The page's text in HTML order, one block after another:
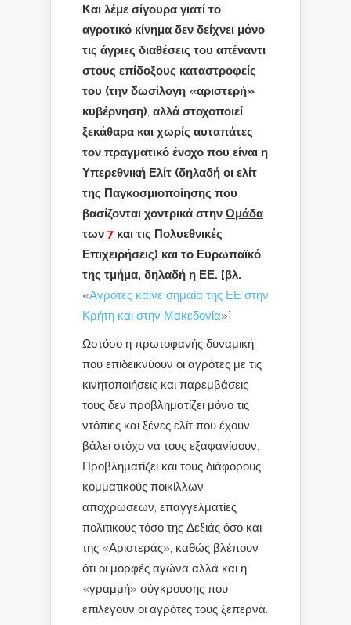
Και λέμε σίγουρα γιατί το
αγροτικό κίνημα δεν δείχνει μόνο
τις άγριες διαθέσεις του απέναντι
στους επίδοξους καταστροφείς
του (την δωσίλογη «αριστερή»
κυβέρνηση), αλλά στοχοποιεί
ξεκάθαρα και χωρίς αυταπάτες
τον πραγματικό ένοχο που είναι η
Υπερεθνική Ελίτ (δηλαδή οι ελίτ
της Παγκοσμιοποίησης που
βασίζονται χοντρικά στην Ομάδα
των 7 και τις Πολυεθνικές
Επιχειρήσεις) και το Ευρωπαϊκό
της τμήμα, δηλαδή η ΕΕ. [βλ.
«Αγρότες καίνε σημαία της ΕΕ στην
Κρήτη και στην Μακεδονία»]
Ωστόσο η πρωτοφανής δυναμική
που επιδεικνύουν οι αγρότες με τις
κινητοποιήσεις και παρεμβάσεις
τους δεν προβληματίζει μόνο τις
ντόπιες και ξένες ελίτ που έχουν
βάλει στόχο να τους εξαφανίσουν.
Προβληματίζει και τους διάφορους
κομματικούς ποικίλλων
αποχρώσεων, επαγγελματίες
πολιτικούς τόσο της Δεξιάς όσο και
της «Αριστεράς», καθώς βλέπουν
ότι οι μορφές αγώνα αλλά και η
«γραμμή» σύγκρουσης που
επιλέγουν οι αγρότες τους ξεπερνά.